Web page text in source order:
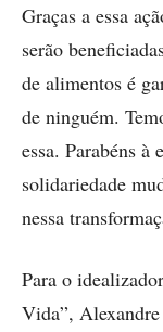
Graças a essa
serão
de alimentos é
de ninguém.
essa. Parabéns
solidariedade
nessa
Para o
Vida”,